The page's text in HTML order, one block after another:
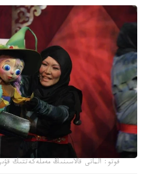
فوتو: الماتى قالاسىنىڭ مەملەكەتتىك